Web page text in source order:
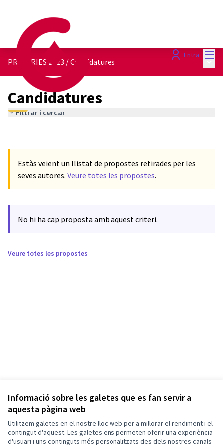
Informació sobre les galetes que es fan servir a
aquesta pàgina web
Utilitzem galetes en el nostre lloc web per a millorar el rendiment i el
contingut d'aquest. Les galetes ens permeten oferir una experiència
d'usuari i uns continguts més personalitzats des dels nostres canals
Entra
PRIMÀRIES 2023 /Candidatures
Candidatures
Filtrar i cercar
Estàs veient un llistat de propostes retirades per les
seves autores. Veure totes les propostes.
No hi ha cap proposta amb aquest criteri.
Veure totes les propostes